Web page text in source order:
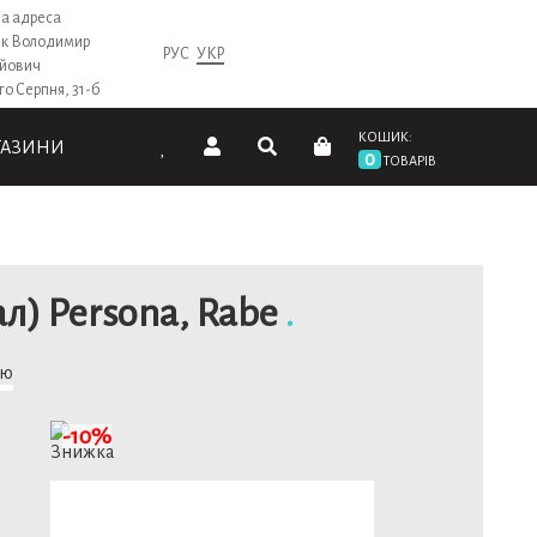
адреса
Володимир
Серпня, 31-б
РУС УКР
КОШИК:
0 ТОВАРІВ
Persona, Rabe .
-10%